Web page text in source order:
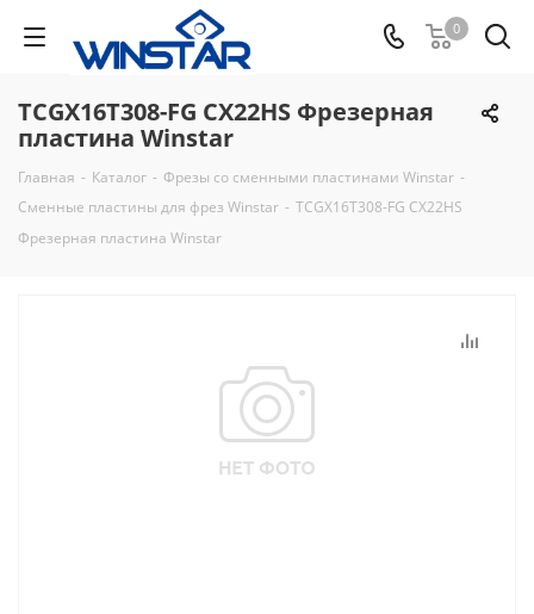
0
TCGX16T308-FG CX22HS Фрезерная
пластина Winstar
Главная - Каталог - Фрезы со сменными пластинами Winstar -
Сменные пластины для фрез Winstar - TCGX16T308-FG CX22HS
Фрезерная пластина Winstar